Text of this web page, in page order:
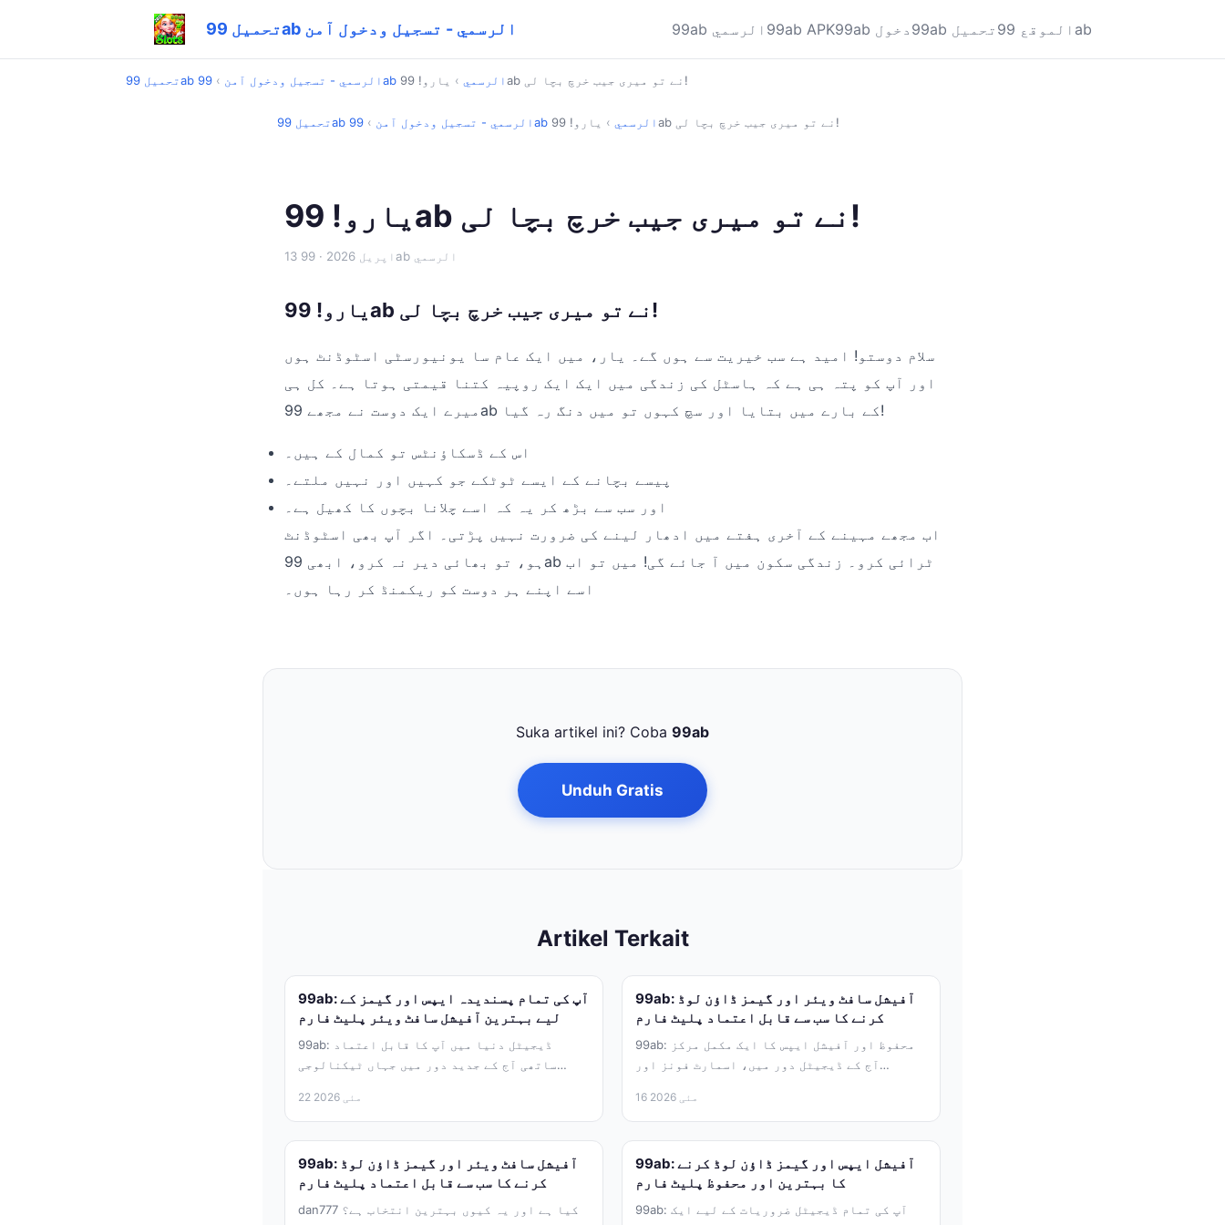
تحميل 99ab الرسمي - تسجيل ودخول آمن 99ab الرسمي 99ab APK 99ab دخول 99ab تحميل الموقع 99ab
تحميل 99ab الرسمي - تسجيل ودخول آمن › 99ab الرسمي › یارو! 99ab نے تو میری جیب خرچ بچا لی!
تحميل 99ab الرسمي - تسجيل ودخول آمن › 99ab الرسمي › یارو! 99ab نے تو میری جیب خرچ بچا لی!
یارو! 99ab نے تو میری جیب خرچ بچا لی!
13 اپریل 2026 · 99ab الرسمي
یارو! 99ab نے تو میری جیب خرچ بچا لی!
سلام دوستو! امید ہے سب خیریت سے ہوں گے۔ یار، میں ایک عام سا یونیورسٹی اسٹوڈنٹ ہوں
اور آپ کو پتہ ہی ہے کہ ہاسٹل کی زندگی میں ایک ایک روپیہ کتنا قیمتی ہوتا ہے۔ کل ہی
میرے ایک دوست نے مجھے 99ab کے بارے میں بتایا اور سچ کہوں تو میں دنگ رہ گیا!
اس کے ڈسکاؤنٹس تو کمال کے ہیں۔
پیسے بچانے کے ایسے ٹوٹکے جو کہیں اور نہیں ملتے۔
اور سب سے بڑھ کر یہ کہ اسے چلانا بچوں کا کھیل ہے۔
اب مجھے مہینے کے آخری ہفتے میں ادھار لینے کی ضرورت نہیں پڑتی۔ اگر آپ بھی اسٹوڈنٹ
ہو، تو بھائی دیر نہ کرو، ابھی 99ab ٹرائی کرو۔ زندگی سکون میں آ جائے گی! میں تو اب
اسے اپنے ہر دوست کو ریکمنڈ کر رہا ہوں۔
Suka artikel ini? Coba 99ab
Unduh Gratis
Artikel Terkait
99ab: آپ کی تمام پسندیدہ ایپس اور گیمز کے
لیے بہترین آفیشل سافٹ ویئر پلیٹ فارم
99ab: ڈیجیٹل دنیا میں آپ کا قابل اعتماد
ساتھی آج کے جدید دور میں جہاں ٹیکنالوجی
22 مئی 2026
99ab: آفیشل سافٹ ویئر اور گیمز ڈاؤن لوڈ
کرنے کا سب سے قابل اعتماد پلیٹ فارم
99ab: محفوظ اور آفیشل ایپس کا ایک مکمل مرکز
آج کے ڈیجیٹل دور میں، اسمارٹ فونز اور
16 مئی 2026
99ab: آفیشل سافٹ ویئر اور گیمز ڈاؤن لوڈ
کرنے کا سب سے قابل اعتماد پلیٹ فارم
dan777 کیا ہے اور یہ کیوں بہترین انتخاب ہے؟
99ab: آفیشل ایپس اور گیمز ڈاؤن لوڈ کرنے
کا بہترین اور محفوظ پلیٹ فارم
99ab: آپ کی تمام ڈیجیٹل ضروریات کے لیے ایک